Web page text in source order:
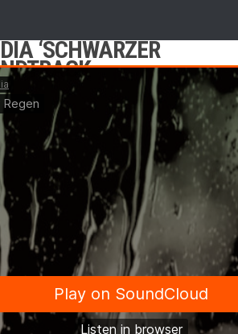
‘SCHWARZER